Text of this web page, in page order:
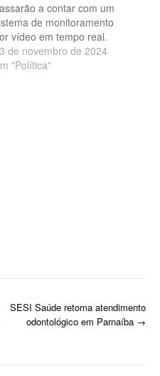
a contar com um
de monitoramento
vídeo em tempo real.
menos 600 câmeras
instaladas nas ruas
de novembro de 2024
"Política"
SESI Saúde retoma atendimento
odontológico em Parnaíba →